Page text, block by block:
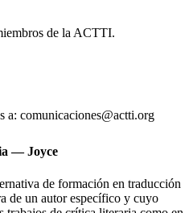
de la ACTTI.
a: comunicaciones@actti.org
— Joyce
de formación en traducción
de un autor específico y cuyo